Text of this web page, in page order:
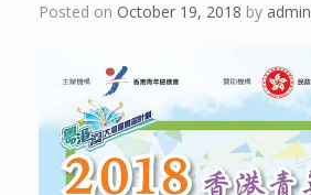
Posted on October 19, 2018 by admin